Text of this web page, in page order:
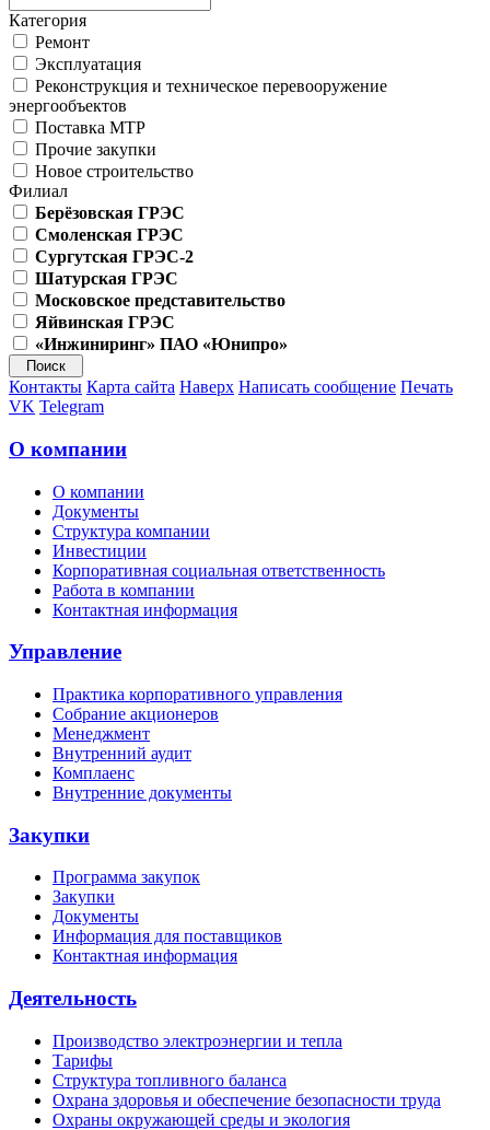
Категория
Ремонт
Эксплуатация
Реконструкция и техническое перевооружение
энергообъектов
Поставка МТР
Прочие закупки
Новое строительство
Филиал
Берёзовская ГРЭС
Смоленская ГРЭС
Сургутская ГРЭС-2
Шатурская ГРЭС
Московское представительство
Яйвинская ГРЭС
«Инжиниринг» ПАО «Юнипро»
Контакты Карта сайта Наверх Написать сообщение Печать
VK Telegram
О компании
О компании
Документы
Структура компании
Инвестиции
Корпоративная социальная ответственность
Работа в компании
Контактная информация
Управление
Практика корпоративного управления
Собрание акционеров
Менеджмент
Внутренний аудит
Комплаенс
Внутренние документы
Закупки
Программа закупок
Закупки
Документы
Информация для поставщиков
Контактная информация
Деятельность
Производство электроэнергии и тепла
Тарифы
Структура топливного баланса
Охрана здоровья и обеспечение безопасности труда
Охраны окружающей среды и экология